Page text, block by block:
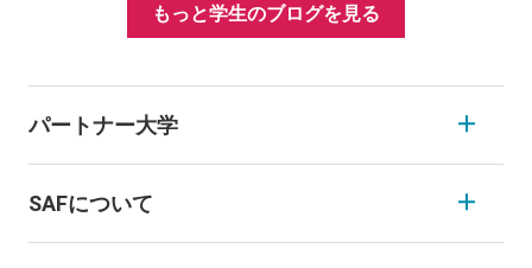
もっと学生のブログを見る
パートナー大学
SAFについて